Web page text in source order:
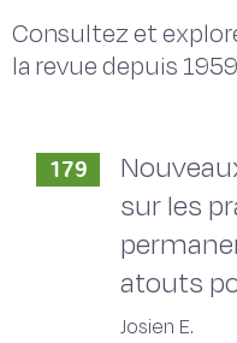
Consultez et
la revue depuis
179
sur les
atouts
Josien E.